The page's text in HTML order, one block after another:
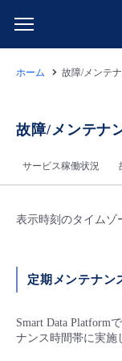
サービス一覧
データ利活
クラウド/
ネットワー
よくある質問
データ利活
クラウド/
料金情報
料金シミュ
ご利用開始ガイ
故障/メンテナン
ホーム 故障/メンテ
故障/メンテナ
サービス稼働状況
表示時刻のタイムゾ
定期メンテナン
Smart Data Platform
ナンス時間帯に実施